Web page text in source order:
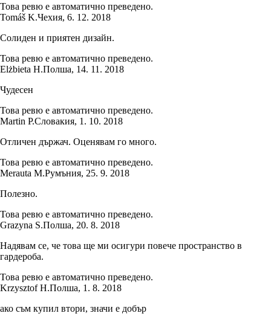
Това ревю е автоматично преведено.
Tomáš K.Чехия, 6. 12. 2018
Солиден и приятен дизайн.
Това ревю е автоматично преведено.
Elżbieta H.Полша, 14. 11. 2018
Чудесен
Това ревю е автоматично преведено.
Martin P.Словакия, 1. 10. 2018
Отличен държач. Оценявам го много.
Това ревю е автоматично преведено.
Merauta M.Румъния, 25. 9. 2018
Полезно.
Това ревю е автоматично преведено.
Grazyna S.Полша, 20. 8. 2018
Надявам се, че това ще ми осигури повече пространство в
гардероба.
Това ревю е автоматично преведено.
Krzysztof H.Полша, 1. 8. 2018
ако съм купил втори, значи е добър